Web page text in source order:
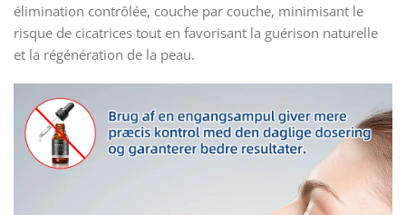
élimination contrôlée, couche par couche, minimisant le
risque de cicatrices tout en favorisant la guérison naturelle
et la régénération de la peau.